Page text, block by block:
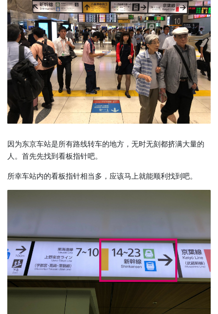
因为东京车站是所有路线转车的地方，无时无刻都挤满大量的
人。首先先找到看板指针吧。
所幸车站内的看板指针相当多，应该马上就能顺利找到吧。